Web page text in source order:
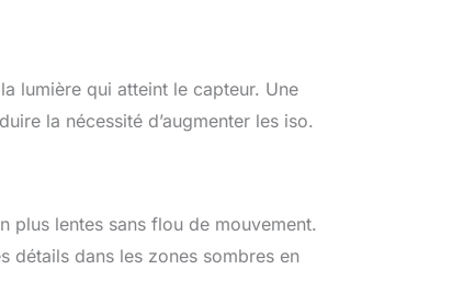
optique à 5,5 vitesses
pour des photos nettes et
des vidéos fluides
téléobjectif ne pèse que
635g et mesure 164,7mm
de long. L’autofocus STM
lumière qui atteint le capteur. Une
la nécessité d’augmenter les iso.
plus lentes sans flou de mouvement.
détails dans les zones sombres en